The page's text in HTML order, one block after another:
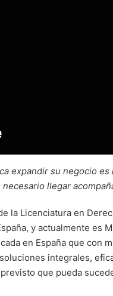
expandir su negocio
llegar
la Licenciatura en
y actualmente es
en España que con
integrales,
que pueda